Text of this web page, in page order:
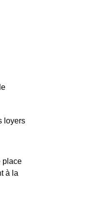
loyers
place
à la